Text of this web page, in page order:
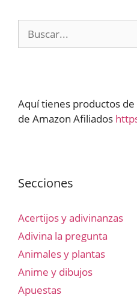
Aquí tienes productos de
de Amazon Afiliados
Secciones
Acertijos y adivinanzas
Adivina la pregunta
Animales y plantas
Anime y dibujos
Apuestas